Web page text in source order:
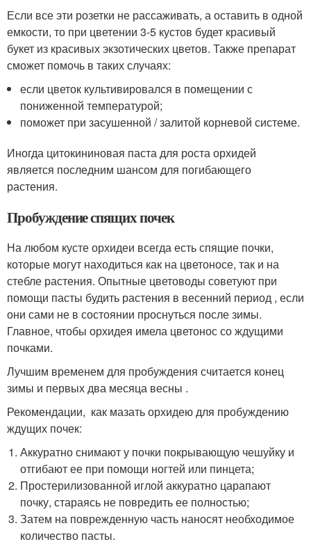
Если все эти розетки не рассаживать, а оставить в одной
емкости, то при цветении 3-5 кустов будет красивый
букет из красивых экзотических цветов. Также препарат
сможет помочь в таких случаях:
если цветок культивировался в помещении с
пониженной температурой;
поможет при засушенной / залитой корневой системе.
Иногда цитокининовая паста для роста орхидей
является последним шансом для погибающего
растения.
Пробуждение спящих почек
На любом кусте орхидеи всегда есть спящие почки,
которые могут находиться как на цветоносе, так и на
стебле растения. Опытные цветоводы советуют при
помощи пасты будить растения в весенний период , если
они сами не в состоянии проснуться после зимы.
Главное, чтобы орхидея имела цветонос со ждущими
почками.
Лучшим временем для пробуждения считается конец
зимы и первых два месяца весны .
Рекомендации, как мазать орхидею для пробуждению
ждущих почек:
Аккуратно снимают у почки покрывающую чешуйку и
отгибают ее при помощи ногтей или пинцета;
Простерилизованной иглой аккуратно царапают
почку, стараясь не повредить ее полностью;
Затем на поврежденную часть наносят необходимое
количество пасты.